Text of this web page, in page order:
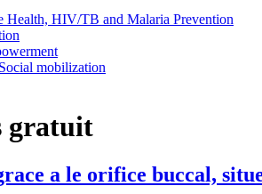
Health, HIV/TB and Malaria Prevention
mobilization
gratuit
a le orifice buccal,